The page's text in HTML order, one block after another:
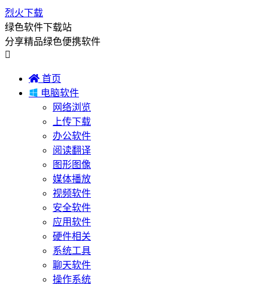
烈火下载
绿色软件下载站
分享精品绿色便携软件

 首页
 电脑软件
网络浏览
上传下载
办公软件
阅读翻译
图形图像
媒体播放
视频软件
安全软件
应用软件
硬件相关
系统工具
聊天软件
操作系统